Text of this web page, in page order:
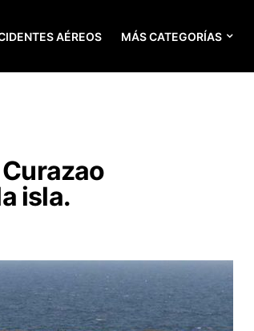
AÉREOS MÁS CATEGORÍAS
isla.